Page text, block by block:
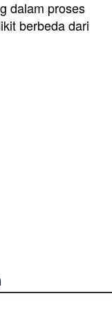
dalam proses
berbeda dari